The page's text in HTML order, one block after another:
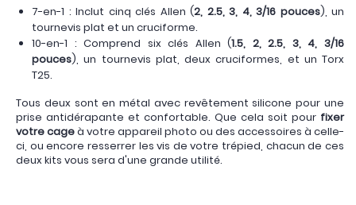
7-en-1 : Inclut cinq clés Allen (2, 2.5, 3, 4, 3/16 pouces), un
tournevis plat et un cruciforme.
10-en-1 : Comprend six clés Allen (1.5, 2, 2.5, 3, 4, 3/16
pouces), un tournevis plat, deux cruciformes, et un Torx
T25.
Tous deux sont en métal avec revêtement silicone pour une
prise antidérapante et confortable. Que cela soit pour fixer
votre cageà votre appareil photo ou des accessoires à celle-
ci, ou encore resserrer les vis de votre trépied, chacun de ces
deux kits vous sera d'une grande utilité.